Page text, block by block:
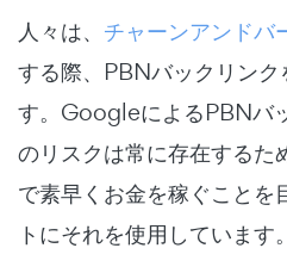
人々は、 チャーンアンドバ
する際、PBNバックリンク
す。GoogleによるPBNバ
のリスクは常に存在するた
で素早くお金を稼ぐことを
トにそれを使用しています。